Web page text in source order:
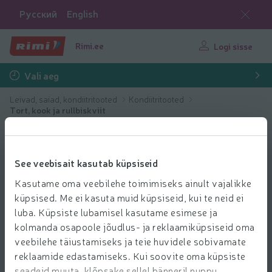
See veebisait kasutab küpsiseid
Kasutame oma veebilehe toimimiseks ainult vajalikke
küpsised. Me ei kasuta muid küpsiseid, kui te neid ei
luba. Küpsiste lubamisel kasutame esimese ja
kolmanda osapoole jõudlus- ja reklaamiküpsiseid oma
veebilehe täiustamiseks ja teie huvidele sobivamate
reklaamide edastamiseks. Kui soovite oma küpsiste
Русский English
Rimi.ee Logi sisse
Vali aeg
Leivad, saiad, kondiitritooted
Kondiitritooted
Tort, kook ja rullbiskviit